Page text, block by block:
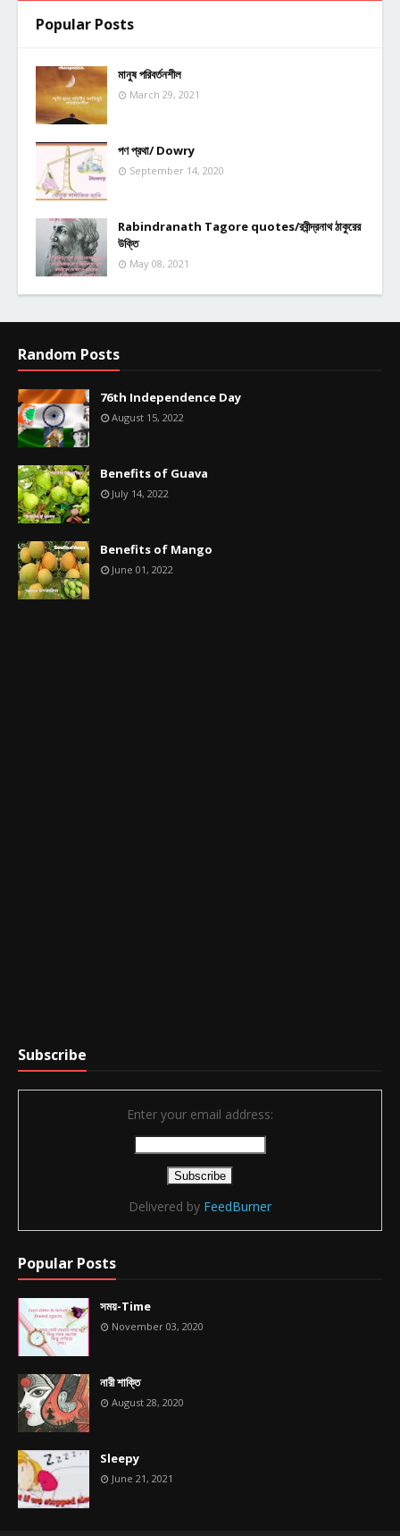
Popular Posts
মানুষ পরিবর্তনশীল
March 29, 2021
পণ প্রথা/ Dowry
September 14, 2020
Rabindranath Tagore quotes/রবীন্দ্রনাথ ঠাকুরের
উক্তি
May 08, 2021
Random Posts
76th Independence Day
August 15, 2022
Benefits of Guava
July 14, 2022
Benefits of Mango
June 01, 2022
Subscribe
Enter your email address:
Delivered by FeedBurner
Popular Posts
সময়-Time
November 03, 2020
নারী শাক্তি
August 28, 2020
Sleepy
June 21, 2021